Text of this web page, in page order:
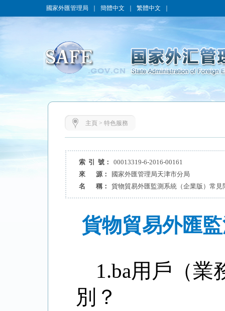
國家外匯管理局 簡體中文 繁體中文
主頁 > 特色服務
索 引 號：
00013319-6-2016-00161
來 源：
國家外匯管理局天津市分局
名 稱：
貨物貿易外匯監測系統（企業版）常見
貨物貿易外匯
1.ba用戶（業
別？